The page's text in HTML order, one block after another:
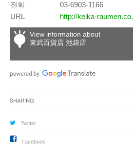
전화
03-6903-1166
URL
http://keika-
View information about
東武百貨店 池袋店
Sharing
Twitter
Facebook